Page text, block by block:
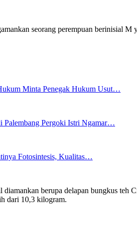
seorang perempuan berinisial
Minta Penegak Hukum Usut…
Palembang Pergoki Istri Ngamar…
Fotosintesis, Kualitas…
berupa delapan bungkus teh
dari 10,3 kilogram.